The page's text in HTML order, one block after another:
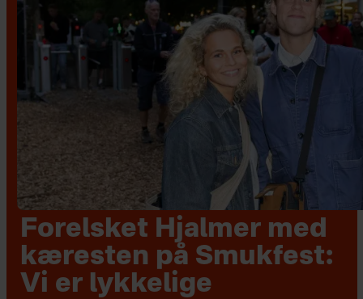
Forelsket Hjalmer med
kæresten på Smukfest:
Vi er lykkelige